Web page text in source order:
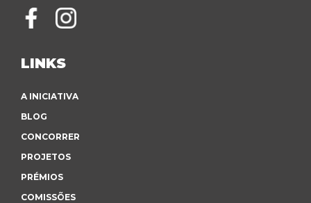
LINKS
A INICIATIVA
BLOG
CONCORRER
PROJETOS
PRÉMIOS
COMISSÕES